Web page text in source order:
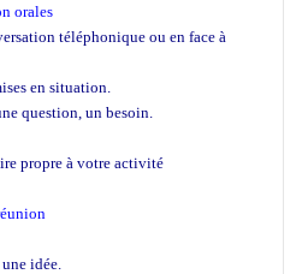
orales
téléphonique ou en face à
en situation.
question, un besoin.
propre à votre activité
idée.